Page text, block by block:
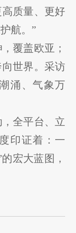
质量、更好
航。”
覆盖欧亚；
世界。采访
涌、气象万
全平台、立
印证着：一
宏大蓝图，